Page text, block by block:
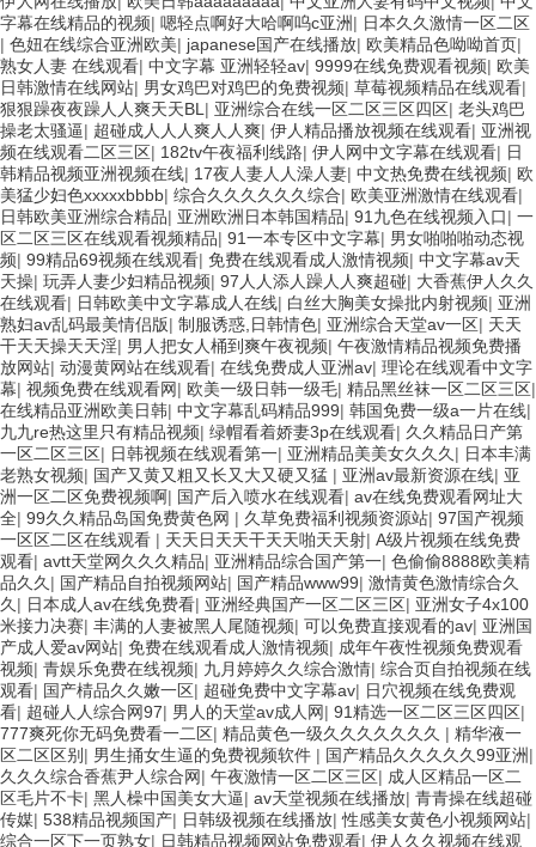
字幕在线精品的视频| 嗯轻点啊好大哈啊呜c亚洲| 日本久久激情一区二区
| 色妞在线综合亚洲欧美| japanese国产在线播放| 欧美精品色呦呦首页|
熟女人妻 在线观看| 中文字幕 亚洲轻轻av| 9999在线免费观看视频| 欧美
日韩激情在线网站| 男女鸡巴对鸡巴的免费视频| 草莓视频精品在线观看|
狠狠躁夜夜躁人人爽天天BL | 亚洲综合在线一区二区三区四区| 老头鸡巴
操老太骚逼| 超碰成人人人爽人人爽| 伊人精品播放视频在线观看| 亚洲视
频在线观看二区三区| 182tv午夜福利线路| 伊人网中文字幕在线观看| 日
韩精品视频亚洲视频在线| 17夜人妻人人澡人妻| 中文热免费在线视频| 欧
美猛少妇色xxxxxbbbb| 综合久久久久久久综合| 欧美亚洲激情在线观看|
日韩欧美亚洲综合精品| 亚洲欧洲日本韩国精品| 91九色在线视频入口| 一
区二区三区在线观看视频精品| 91一本专区中文字幕| 男女啪啪啪动态视
频| 99精品69视频在线观看| 免费在线观看成人激情视频| 中文字幕av天
天操| 玩弄人妻少妇精品视频| 97人人添人躁人人爽超碰| 大香蕉伊人久久
在线观看| 日韩欧美中文字幕成人在线| 白丝大胸美女操批内射视频| 亚洲
熟妇av乱码最美情侣版| 制服诱惑,日韩情色| 亚洲综合天堂av一区| 天天
干天天操天天淫| 男人把女人桶到爽午夜视频| 午夜激情精品视频免费播
放网站| 动漫黄网站在线观看| 在线免费成人亚洲av| 理论在线观看中文字
幕| 视频免费在线观看网| 欧美一级日韩一级毛| 精品黑丝袜一区二区三区|
在线精品亚洲欧美日韩| 中文字幕乱码精品999| 韩国免费一级a一片在线|
九九re热这里只有精品视频| 绿帽看着娇妻3p在线观看| 久久精品日产第
一区二区三区| 日韩视频在线观看第一| 亚洲精品美美女久久久 | 日本丰满
老熟女视频| 国产又黄又粗又长又大又硬又猛 | 亚洲av最新资源在线| 亚
洲一区二区免费视频啊| 国产后入喷水在线观看| av在线免费观看网址大
全| 99久久精品岛国免费黄色网 | 久草免费福利视频资源站| 97国产视频
一区区二区在线观看 | 天天日天天干天天啪天天射| A级片视频在线免费
观看| avtt天堂网久久久精品| 亚洲精品综合国产第一| 色偷偷8888欧美精
品久久 | 国产精品自拍视频网站| 国产精品www99| 激情黄色激情综合久
久 | 日本成人av在线免费看| 亚洲经典国产一区二区三区| 亚洲女子4x100
米接力决赛| 丰满的人妻被黑人尾随视频| 可以免费直接观看的av| 亚洲国
产成人爱av网站| 免费在线观看成人激情视频| 成年午夜性视频免费观看
视频| 青娱乐免费在线视频| 九月婷婷久久综合激情| 综合页自拍视频在线
观看| 国产棈品久久嫩一区| 超碰免费中文字幕av| 日穴视频在线免费观
看| 超碰人人综合网97| 男人的天堂av成人网| 91精选一区二区三区四区|
777爽死你无码免费看一二区| 精品黄色一级久久久久久久久 | 精华液一
区二区区别 | 男生捅女生逼的免费视频软件 | 国产精品久久久久久99亚洲|
久久久综合香蕉尹人综合网| 午夜激情一区二区三区| 成人区精品一区二
区毛片不卡| 黑人橾中国美女大逼| av天堂视频在线播放| 青青操在线超碰
传媒| 538精品视频国产| 日韩级视频在线播放|性感美女黄色小视频网站|
综合一区下一页熟女| 日韩精品视频网站免费观看| 伊人久久视频在线观